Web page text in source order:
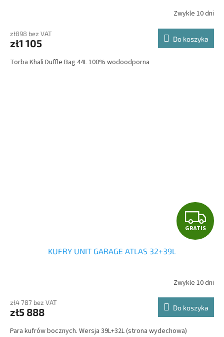
T
I
S
Zwykle 10 dni
zł898 bez VAT
zł1 105 Do koszyka
Torba Khali Duffle Bag 44L 100% wodoodporna
G
R
T
I
S
GRATIS
KUFRY UNIT GARAGE ATLAS 32+39L
Zwykle 10 dni
zł4 787 bez VAT
zł5 888 Do koszyka
Para kufrów bocznych. Wersja 39L+32L (strona wydechowa)